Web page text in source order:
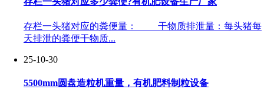
存栏一头猪对应的粪便量： 干物质排泄量：每头猪每
天排泄的粪便干物质...
25-10-30
5500mm圆盘造粒机重量，有机肥料制粒设备